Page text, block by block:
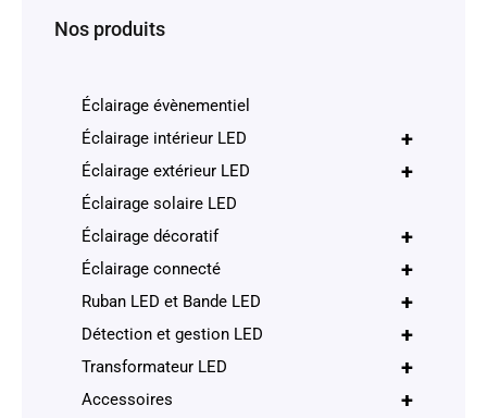
Nos produits
Éclairage évènementiel
+
Éclairage intérieur LED
+
Éclairage extérieur LED
Éclairage solaire LED
+
Éclairage décoratif
+
Éclairage connecté
+
Ruban LED et Bande LED
+
Détection et gestion LED
+
Transformateur LED
+
Accessoires